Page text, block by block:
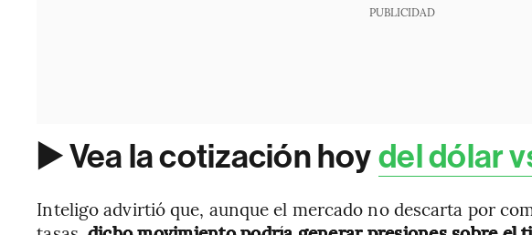
PUBLICIDAD
▶️ Vea la cotización hoydel dólar
Inteligo advirtió que, aunque el mercado no descarta por